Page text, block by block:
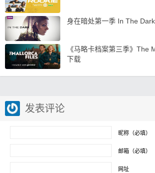
身在暗处第一季 In The
《马略卡档案第三季》The
下载
发表评论
昵称（必填）
邮箱（必填）
网址